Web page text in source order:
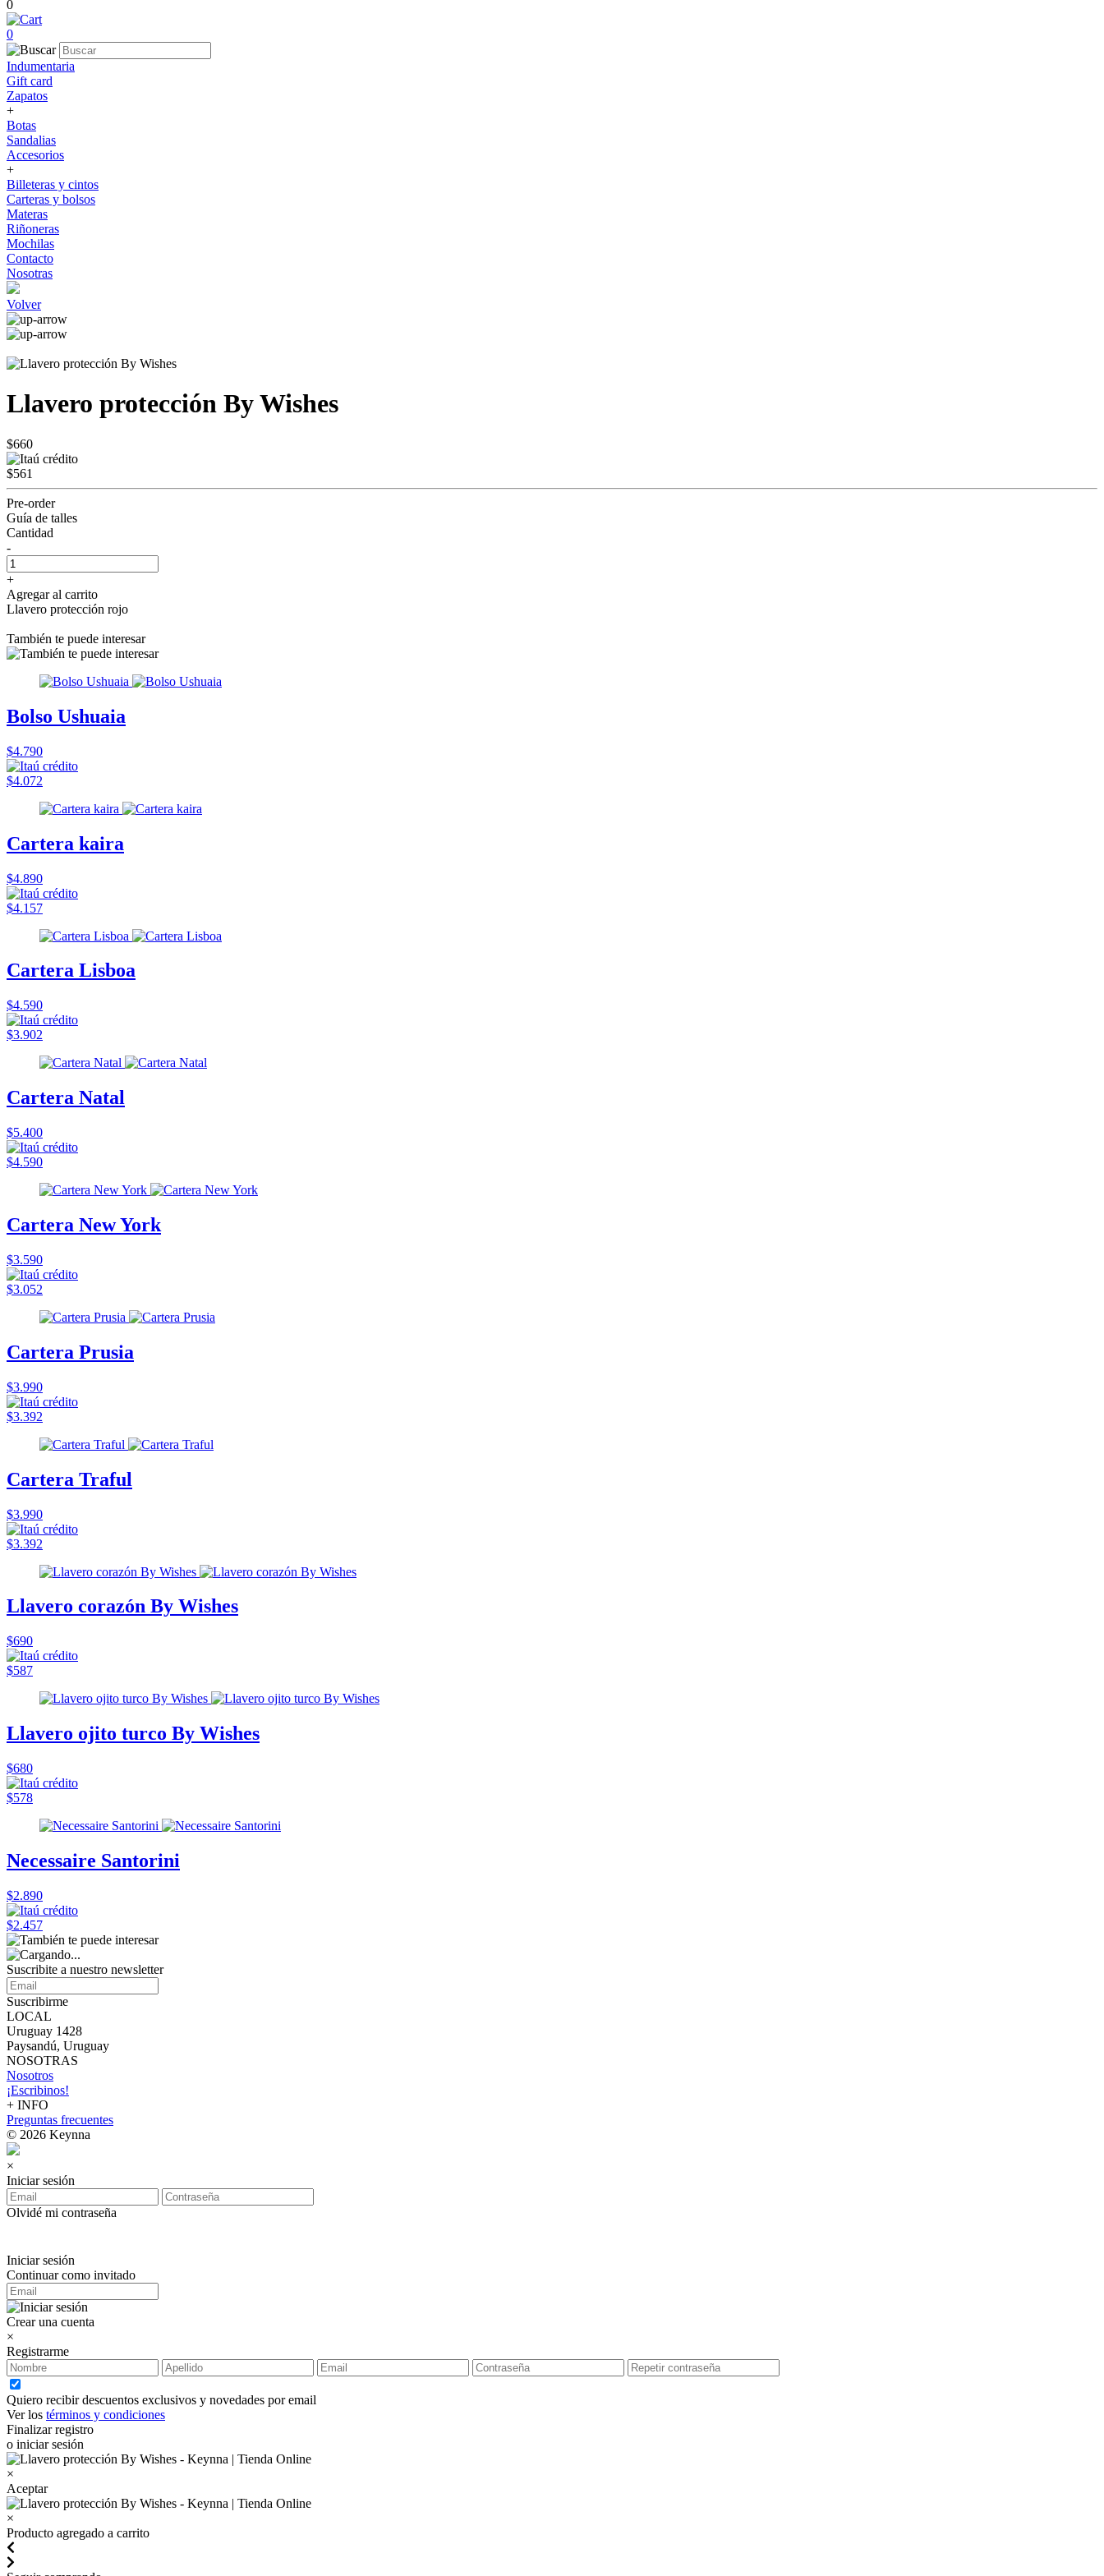
0
0
Indumentaria
Gift card
Zapatos
+
Botas
Sandalias
Accesorios
+
Billeteras y cintos
Carteras y bolsos
Materas
Riñoneras
Mochilas
Contacto
Nosotras
Volver
Llavero protección By Wishes
$660
$561
Pre-order
Guía de talles
Cantidad
-
+
Agregar al carrito
Llavero protección rojo
También te puede interesar
Bolso Ushuaia
$4.790
$4.072
Cartera kaira
$4.890
$4.157
Cartera Lisboa
$4.590
$3.902
Cartera Natal
$5.400
$4.590
Cartera New York
$3.590
$3.052
Cartera Prusia
$3.990
$3.392
Cartera Traful
$3.990
$3.392
Llavero corazón By Wishes
$690
$587
Llavero ojito turco By Wishes
$680
$578
Necessaire Santorini
$2.890
$2.457
Suscribite a nuestro newsletter
Suscribirme
LOCAL
Uruguay 1428
Paysandú, Uruguay
NOSOTRAS
Nosotros
¡Escribinos!
+ INFO
Preguntas frecuentes
© 2026 Keynna
×
Iniciar sesión
Olvidé mi contraseña
Iniciar sesión
Continuar como invitado
Crear una cuenta
×
Registrarme
Quiero recibir descuentos exclusivos y novedades por email
Ver los términos y condiciones
Finalizar registro
o iniciar sesión
×
Aceptar
×
Producto agregado a carrito